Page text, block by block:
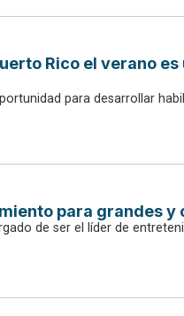
Rico el verano
para desarrollar
para grandes y
de ser el líder de